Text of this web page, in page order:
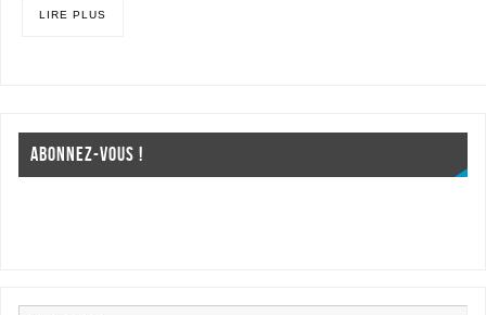
LIRE PLUS
ABONNEZ-VOUS !